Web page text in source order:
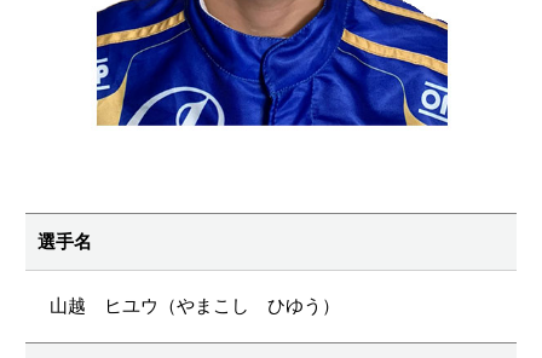
選手名
山越 ヒユウ（やまこし ひゆう）